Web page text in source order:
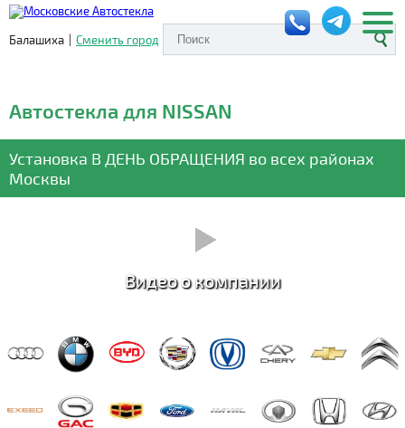
Балашиха | Сменить город
Автостекла для NISSAN
Установка В ДЕНЬ ОБРАЩЕНИЯ во всех районах
Москвы
Видео о компании